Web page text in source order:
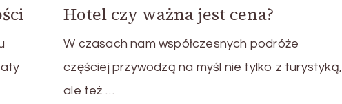
Hotel czy ważna jest cena?
W czasach nam współczesnych podróże
częściej przywodzą na myśl nie tylko z turystyką,
ale też …